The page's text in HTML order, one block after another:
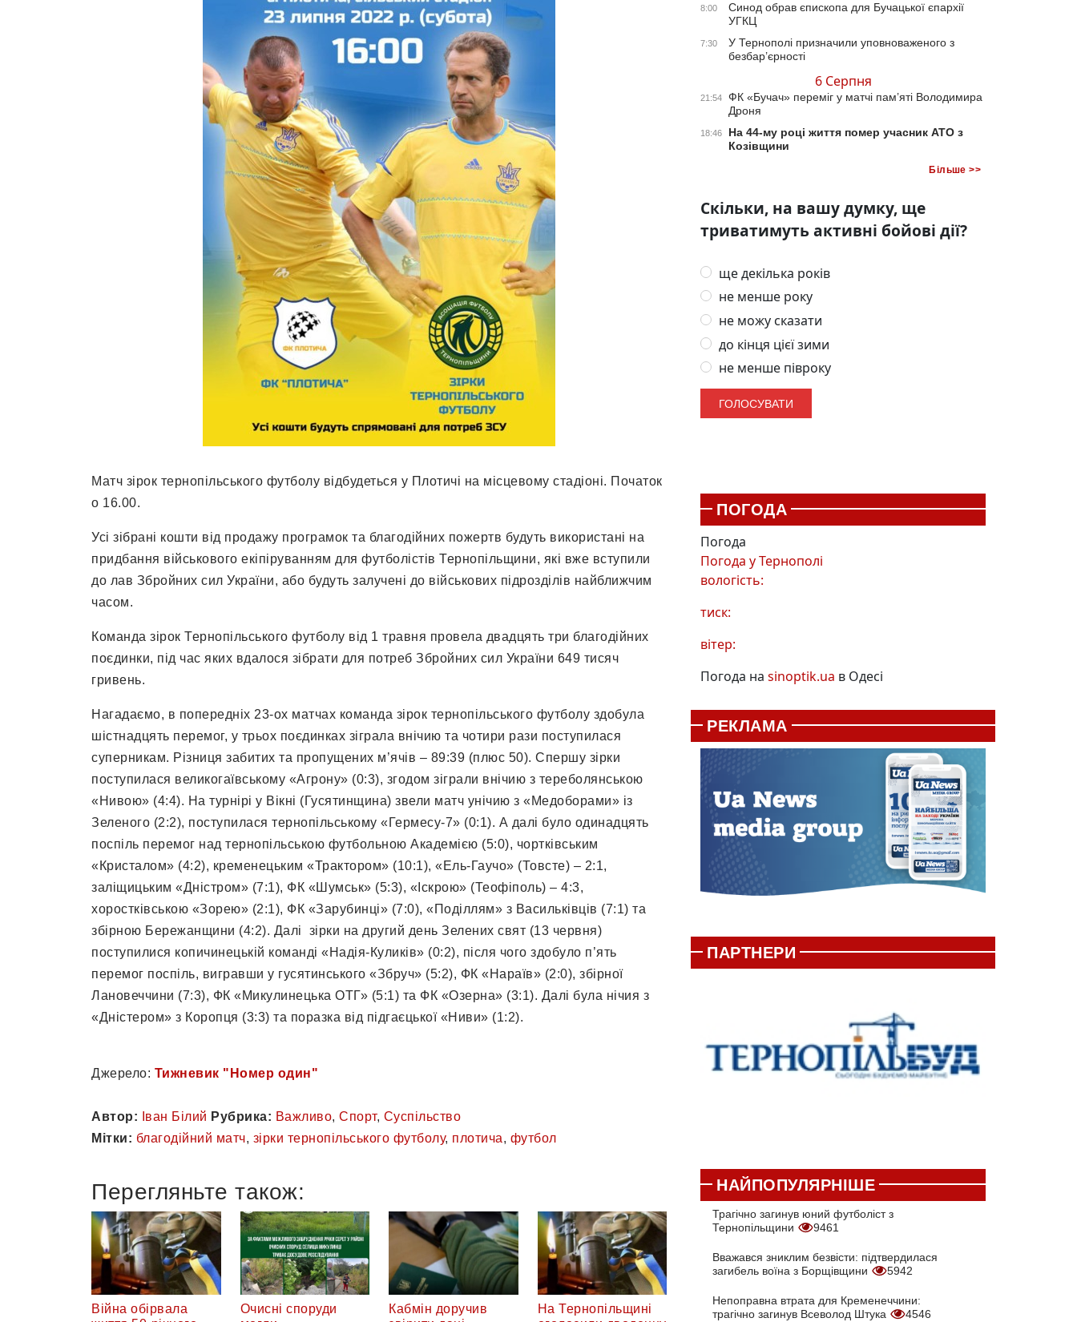
Матч зірок тернопільського футболу відбудеться у Плотичі на місцевому стадіоні. Початок
о 16.00.
Усі зібрані кошти від продажу програмок та благодійних пожертв будуть використані на
придбання військового екіпіруванням для футболістів Тернопільщини, які вже вступили
до лав Збройних сил України, або будуть залучені до військових підрозділів найближчим
часом.
Команда зірок Тернопільського футболу від 1 травня провела двадцять три благодійних
поєдинки, під час яких вдалося зібрати для потреб Збройних сил України 649 тисяч
гривень.
Нагадаємо, в попередніх 23-ох матчах команда зірок тернопільського футболу здобула
шістнадцять перемог, у трьох поєдинках зіграла внічию та чотири рази поступилася
суперникам. Різниця забитих та пропущених м’ячів – 89:39 (плюс 50). Спершу зірки
поступилася великогаївському «Агрону» (0:3), згодом зіграли внічию з тереболянською
«Нивою» (4:4). На турнірі у Вікні (Гусятинщина) звели матч унічию з «Медоборами» із
Зеленого (2:2), поступилася тернопільському «Гермесу-7» (0:1). А далі було одинадцять
поспіль перемог над тернопільською футбольною Академією (5:0), чортківським
«Кристалом» (4:2), кременецьким «Трактором» (10:1), «Ель-Гаучо» (Товсте) – 2:1,
заліщицьким «Дністром» (7:1), ФК «Шумськ» (5:3), «Іскрою» (Теофіполь) – 4:3,
хоростківською «Зорею» (2:1), ФК «Зарубинці» (7:0), «Поділлям» з Васильківців (7:1) та
збірною Бережанщини (4:2). Далі зірки на другий день Зелених свят (13 червня)
поступилися копичинецькій команді «Надія-Куликів» (0:2), після чого здобуло п’ять
перемог поспіль, вигравши у гусятинського «Збруч» (5:2), ФК «Нараїв» (2:0), збірної
Лановеччини (7:3), ФК «Микулинецька ОТГ» (5:1) та ФК «Озерна» (3:1). Далі була нічия з
«Дністером» з Коропця (3:3) та поразка від підгаєцької «Ниви» (1:2).
Джерело: Тижневик "Номер один"
Автор: Іван Білий Рубрика: Важливо, Спорт, Суспільство
Мітки: благодійний матч, зірки тернопільського футболу, плотича, футбол
Перегляньте також:
Війна обірвала
Очисні споруди
Кабмін доручив
На Тернопільщині
8:00
Синод обрав єпископа для Бучацької єпархії
УГКЦ
7:30
У Тернополі призначили уповноваженого з
безбар’єрності
6 Серпня
21:54
ФК «Бучач» переміг у матчі пам’яті Володимира
Дроня
18:46
На 44-му році життя помер учасник АТО з
Козівщини
Більше >>
Скільки, на вашу думку, ще
триватимуть активні бойові дії?
ще декілька років
не менше року
не можу сказати
до кінця цієї зими
не менше півроку
ПОГОДА
Погода
Погода уТернополі
вологість:
тиск:
вітер:
Погода на sinoptik.ua в Одесі
РЕКЛАМА
ПАРТНЕРИ
НАЙПОПУЛЯРНІШЕ
Трагічно загинув юний футболіст з
Тернопільщини
9461
Вважався зниклим безвісти: підтвердилася
загибель воїна з Борщівщини
5942
Непоправна втрата для Кременеччини:
трагічно загинув Всеволод Штука
4546